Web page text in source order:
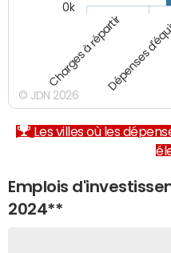
Charges à répartirDépenses
0k
© JDN 2026
Les villes où les
Emplois
2024**